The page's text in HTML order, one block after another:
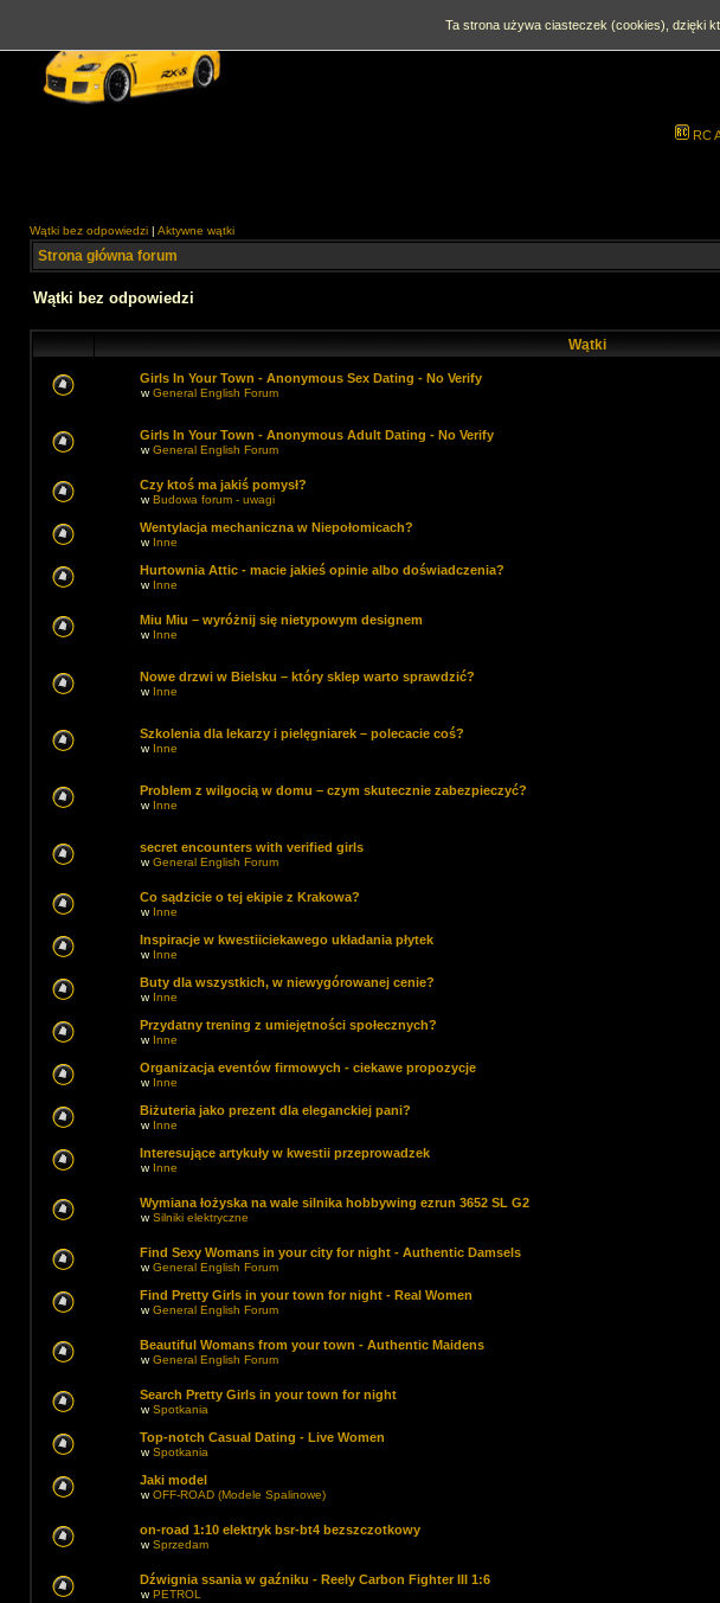
RC
Wątki bez odpowiedzi | Aktywne wątki
Strona główna forum
Wątki bez odpowiedzi
Wątki
Girls In Your Town - Anonymous Sex Dating - No Verify
wGeneral English Forum
Girls In Your Town - Anonymous Adult Dating - No Verify
wGeneral English Forum
Czy ktoś ma jakiś pomysł?
wBudowa forum - uwagi
Wentylacja mechaniczna w Niepołomicach?
w Inne
Hurtownia Attic - macie jakieś opinie albo doświadczenia?
w Inne
Miu Miu – wyróżnij się nietypowym designem
w Inne
Nowe drzwi w Bielsku – który sklep warto sprawdzić?
w Inne
Szkolenia dla lekarzy i pielęgniarek – polecacie coś?
w Inne
Problem z wilgocią w domu – czym skutecznie zabezpieczyć?
w Inne
secret encounters with verified girls
wGeneral English Forum
Co sądzicie o tej ekipie z Krakowa?
w Inne
Inspiracje w kwestiiciekawego układania płytek
w Inne
Buty dla wszystkich, w niewygórowanej cenie?
w Inne
Przydatny trening z umiejętności społecznych?
w Inne
Organizacja eventów firmowych - ciekawe propozycje
w Inne
Biżuteria jako prezent dla eleganckiej pani?
w Inne
Interesujące artykuły w kwestii przeprowadzek
w Inne
Wymiana łożyska na wale silnika hobbywing ezrun 3652 SL G2
wSilniki elektryczne
Find Sexy Womans in your city for night - Authentic Damsels
wGeneral English Forum
Find Pretty Girls in your town for night - Real Women
wGeneral English Forum
Beautiful Womans from your town - Authentic Maidens
wGeneral English Forum
Search Pretty Girls in your town for night
wSpotkania
Top-notch Сasual Dating - Live Women
wSpotkania
Jaki model
wOFF-ROAD (Modele Spalinowe)
on-road 1:10 elektryk bsr-bt4 bezszczotkowy
wSprzedam
Dźwignia ssania w gaźniku - Reely Carbon Fighter III 1:6
wPETROL
Ta strona używa ciasteczek (cookies), dzięki